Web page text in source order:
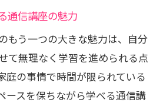
のブランディングの重要性
セラピスト通信講座の利便
通信講座の魅力
もう一つの大きな魅力は、自分
て無理なく学習を進められる点
庭の事情で時間が限られている
ースを保ちながら学べる通信講